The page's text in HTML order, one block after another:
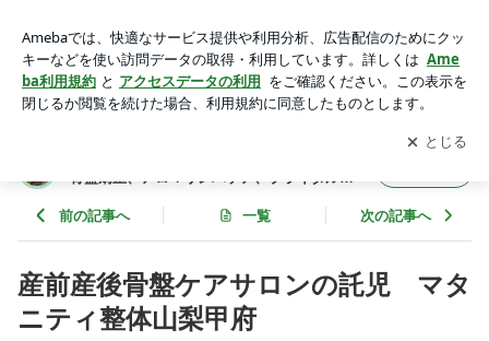
梨県甲府市 マタニティ整体、産後整体 、骨盤矯正、アロマ
リンパケア、ブライダルケア～サロンMareEmiy～生きる力～
アプリをダウンロードして ブログの更新通知
を受け取りまし
ょう。
開く
骨盤矯正、アロマリンパケア、ブライダルケ
前の記事へ 一覧 次の記事へ
産前産後骨盤ケアサロンの託児 マタ
ニティ整体山梨甲府